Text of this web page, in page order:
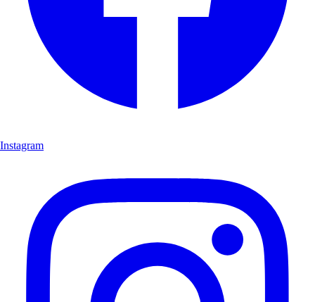
Instagram